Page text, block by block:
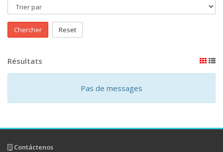
Chercher Reset
Résultats
Pas de messages
Contáctenos